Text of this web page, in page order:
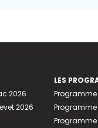
2026
2026
LES